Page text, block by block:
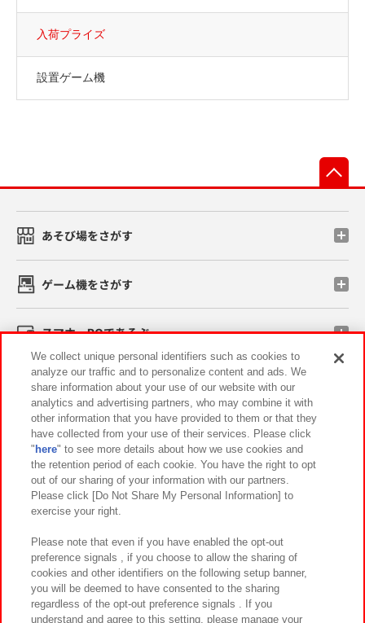
入荷プライズ
設置ゲーム機
あそび場をさがす
ゲーム機をさがす
スマホ・PCであそぶ
イベント・キャンペーン
関連会社 サステナビリティ サイトポリシー
プライバシーポリシー ウェブアクセシビリティ方針と検証結果
お取引先さまとともに
カスタマーハラスメント対応方針 よくあるご質問・お問い合わせ
We collect unique personal identifiers such as cookies to
analyze our traffic and to personalize content and ads. We
share information about your use of our website with our
analytics and advertising partners, who may combine it with
other information that you have provided to them or that they
have collected from your use of their services. Please click
" here" to see more details about how we use cookies and
the retention period of each cookie. You have the right to opt
out of our sharing of your information with our partners.
Please click [Do Not Share My Personal Information] to
exercise your right.
Please note that even if you have enabled the opt-out
preference signals , if you choose to allow the sharing of
cookies and other identifiers on the following setup banner,
you will be deemed to have consented to the sharing
regardless of the opt-out preference signals . If you
understand and agree to this setting, please manage your